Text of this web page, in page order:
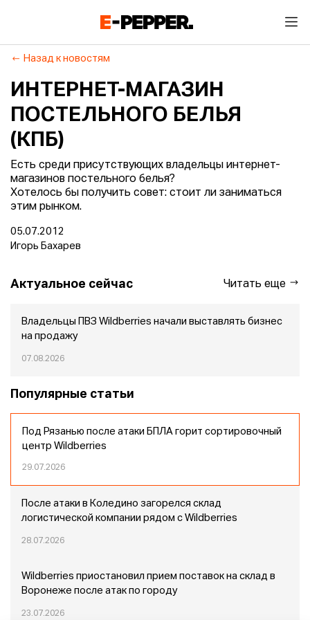
Назад к новостям
ИНТЕРНЕТ-МАГАЗИН
ПОСТЕЛЬНОГО БЕЛЬЯ
(КПБ)
Есть среди присутствующих владельцы интернет-
магазинов постельного белья?
Хотелось бы получить совет: стоит ли заниматься
этим рынком.
05.07.2012
Игорь Бахарев
Актуальное сейчас Читать еще
Владельцы ПВЗ Wildberries начали выставлять бизнес
на продажу
07.08.2026
Популярные статьи
Под Рязанью после атаки БПЛА горит сортировочный
центр Wildberries
29.07.2026
После атаки в Коледино загорелся склад
логистической компании рядом с Wildberries
28.07.2026
Wildberries приостановил прием поставок на склад в
Воронеже после атак по городу
23.07.2026